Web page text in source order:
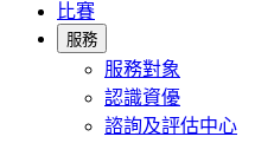
比賽
服務
服務對象
認識資優
諮詢及評估中心